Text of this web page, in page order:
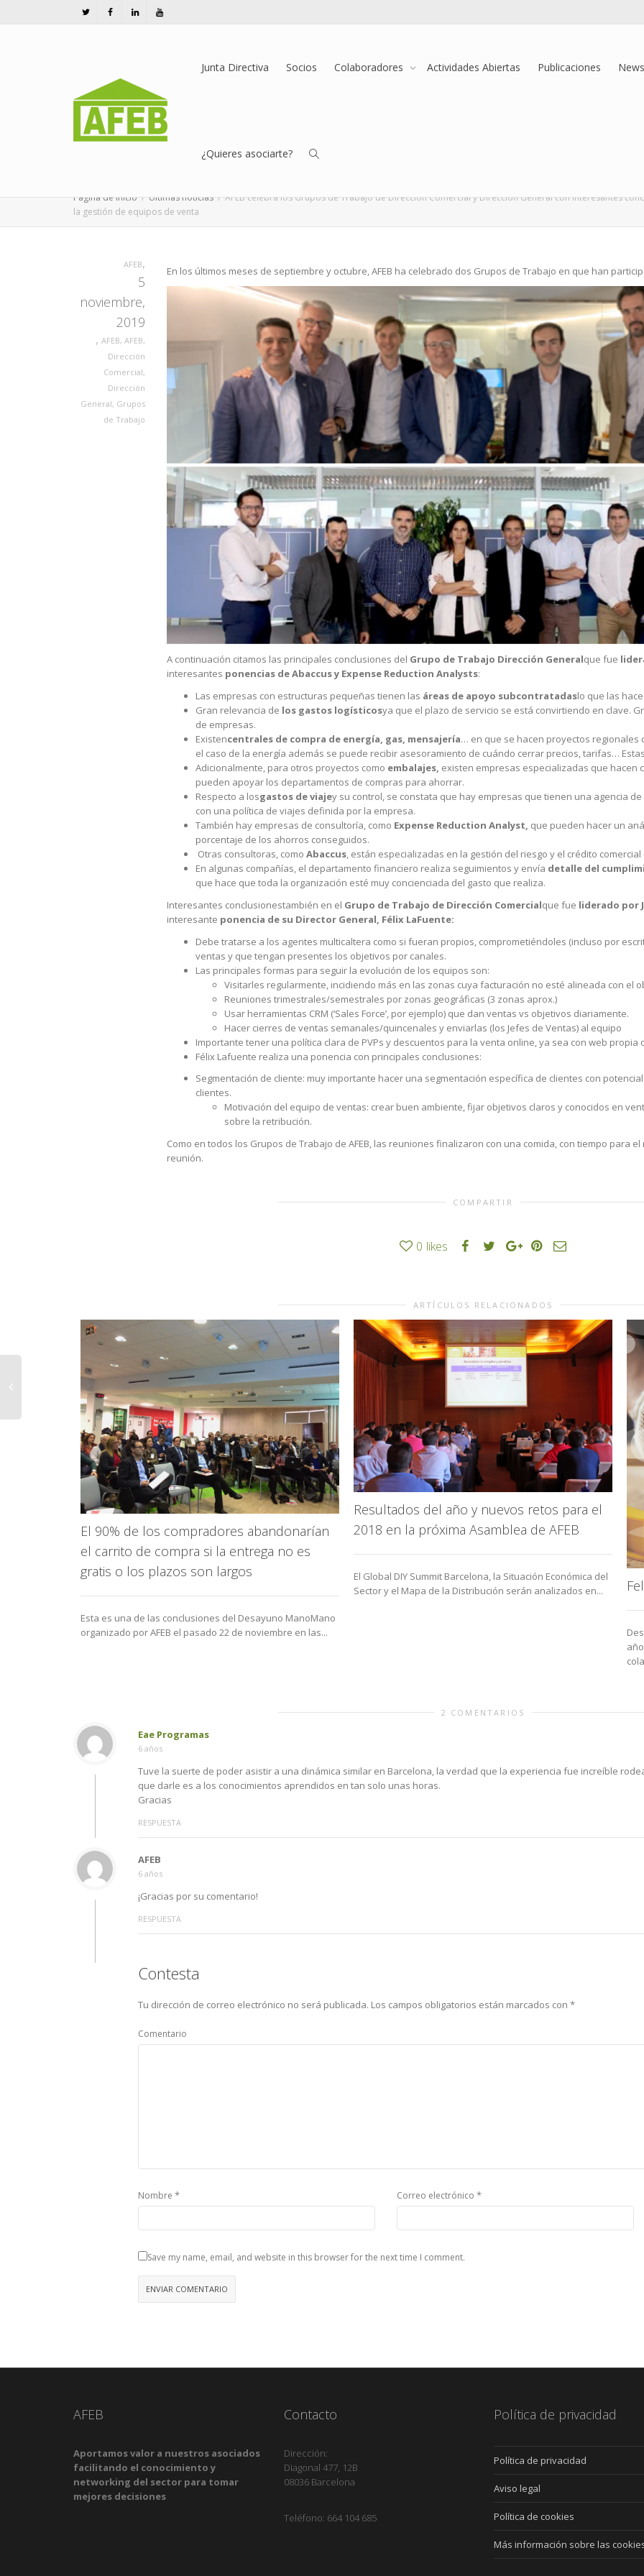
Junta Directiva Socios Colaboradores Actividades Abiertas Publicaciones
¿Quieres asociarte?
AFEB celebra los Grupos de Trabajo de Dirección Comercial y
interesantes conclusiones para reducir los gastos de las empresas
Página de inicio Últimas notícias
AFEB celebra los Grupos de Trabajo de Dirección Comercial y Dirección General con interesantes
la gestión de equipos de venta
AFEB,
5
noviembre,
2019
, AFEB, AFEB,
Dirección
Comercial,
Dirección
General, Grupos
de Trabajo
En los últimos meses de septiembre y octubre, AFEB ha celebrado dos Grupos de Trabajo en que han
A continuación citamos las principales conclusiones del Grupo de Trabajo Dirección Generalque fue
interesantes ponencias de Abaccus y Expense Reduction Analysts:
Las empresas con estructuras pequeñas tienen las áreas de apoyo subcontratadaslo que las
Gran relevancia de los gastos logísticosya que el plazo de servicio se está convirtiendo en clave.
de empresas.
Existencentrales de compra de energía, gas, mensajería… en que se hacen proyectos regionales
el caso de la energía además se puede recibir asesoramiento de cuándo cerrar precios, tarifas…
Adicionalmente, para otros proyectos como embalajes, existen empresas especializadas que hacen
pueden apoyar los departamentos de compras para ahorrar.
Respecto a losgastos de viajey su control, se constata que hay empresas que tienen una agencia
con una política de viajes definida por la empresa.
También hay empresas de consultoría, como Expense Reduction Analyst, que pueden hacer un
porcentaje de los ahorros conseguidos.
Otras consultoras, como Abaccus, están especializadas en la gestión del riesgo y el crédito
En algunas compañías, el departamento financiero realiza seguimientos y envía detalle del
que hace que toda la organización esté muy concienciada del gasto que realiza.
Interesantes conclusionestambién en el Grupo de Trabajo de Dirección Comercialque fue liderado por
interesante ponencia de su Director General, Félix LaFuente:
Debe tratarse a los agentes multicaltera como si fueran propios, comprometiéndoles (incluso por
ventas y que tengan presentes los objetivos por canales.
Las principales formas para seguir la evolución de los equipos son:
Visitarles regularmente, incidiendo más en las zonas cuya facturación no esté alineada con el
Reuniones trimestrales/semestrales por zonas geográficas (3 zonas aprox.)
Usar herramientas CRM (‘Sales Force’, por ejemplo) que dan ventas vs objetivos diariamente.
Hacer cierres de ventas semanales/quincenales y enviarlas (los Jefes de Ventas) al equipo
Importante tener una política clara de PVPs y descuentos para la venta online, ya sea con web propia
Félix Lafuente realiza una ponencia con principales conclusiones:
Segmentación de cliente: muy importante hacer una segmentación específica de clientes con
clientes.
Motivación del equipo de ventas: crear buen ambiente, fijar objetivos claros y conocidos en
sobre la retribución.
Como en todos los Grupos de Trabajo de AFEB, las reuniones finalizaron con una comida, con tiempo para
reunión.
COMPARTIR
0 likes
ARTÍCULOS RELACIONADOS
El 90% de los compradores abandonarían
el carrito de compra si la entrega no es
gratis o los plazos son largos
Esta es una de las conclusiones del Desayuno ManoMano
organizado por AFEB el pasado 22 de noviembre en las...
Resultados del año y nuevos retos para el
2018 en la próxima Asamblea de AFEB
El Global DIY Summit Barcelona, la Situación Económica del
Sector y el Mapa de la Distribución serán analizados en...
2 COMENTARIOS
Eae Programas
6 años
Tuve la suerte de poder asistir a una dinámica similar en Barcelona, la verdad que la experiencia fue increíble
que darle es a los conocimientos aprendidos en tan solo unas horas.
Gracias
RESPUESTA
AFEB
6 años
¡Gracias por su comentario!
RESPUESTA
Contesta
Tu dirección de correo electrónico no será publicada. Los campos obligatorios están marcados con *
Comentario
Nombre * Correo electrónico *
Save my name, email, and website in this browser for the next time I comment.
AFEB
Aportamos valor a nuestros asociados
facilitando el conocimiento y
networking del sector para tomar
mejores decisiones
Contacto
Dirección:
Diagonal 477, 12B
08036 Barcelona
Teléfono: 664 104 685
Política de privacidad
Política de privacidad
Aviso legal
Política de cookies
Más información sobre las